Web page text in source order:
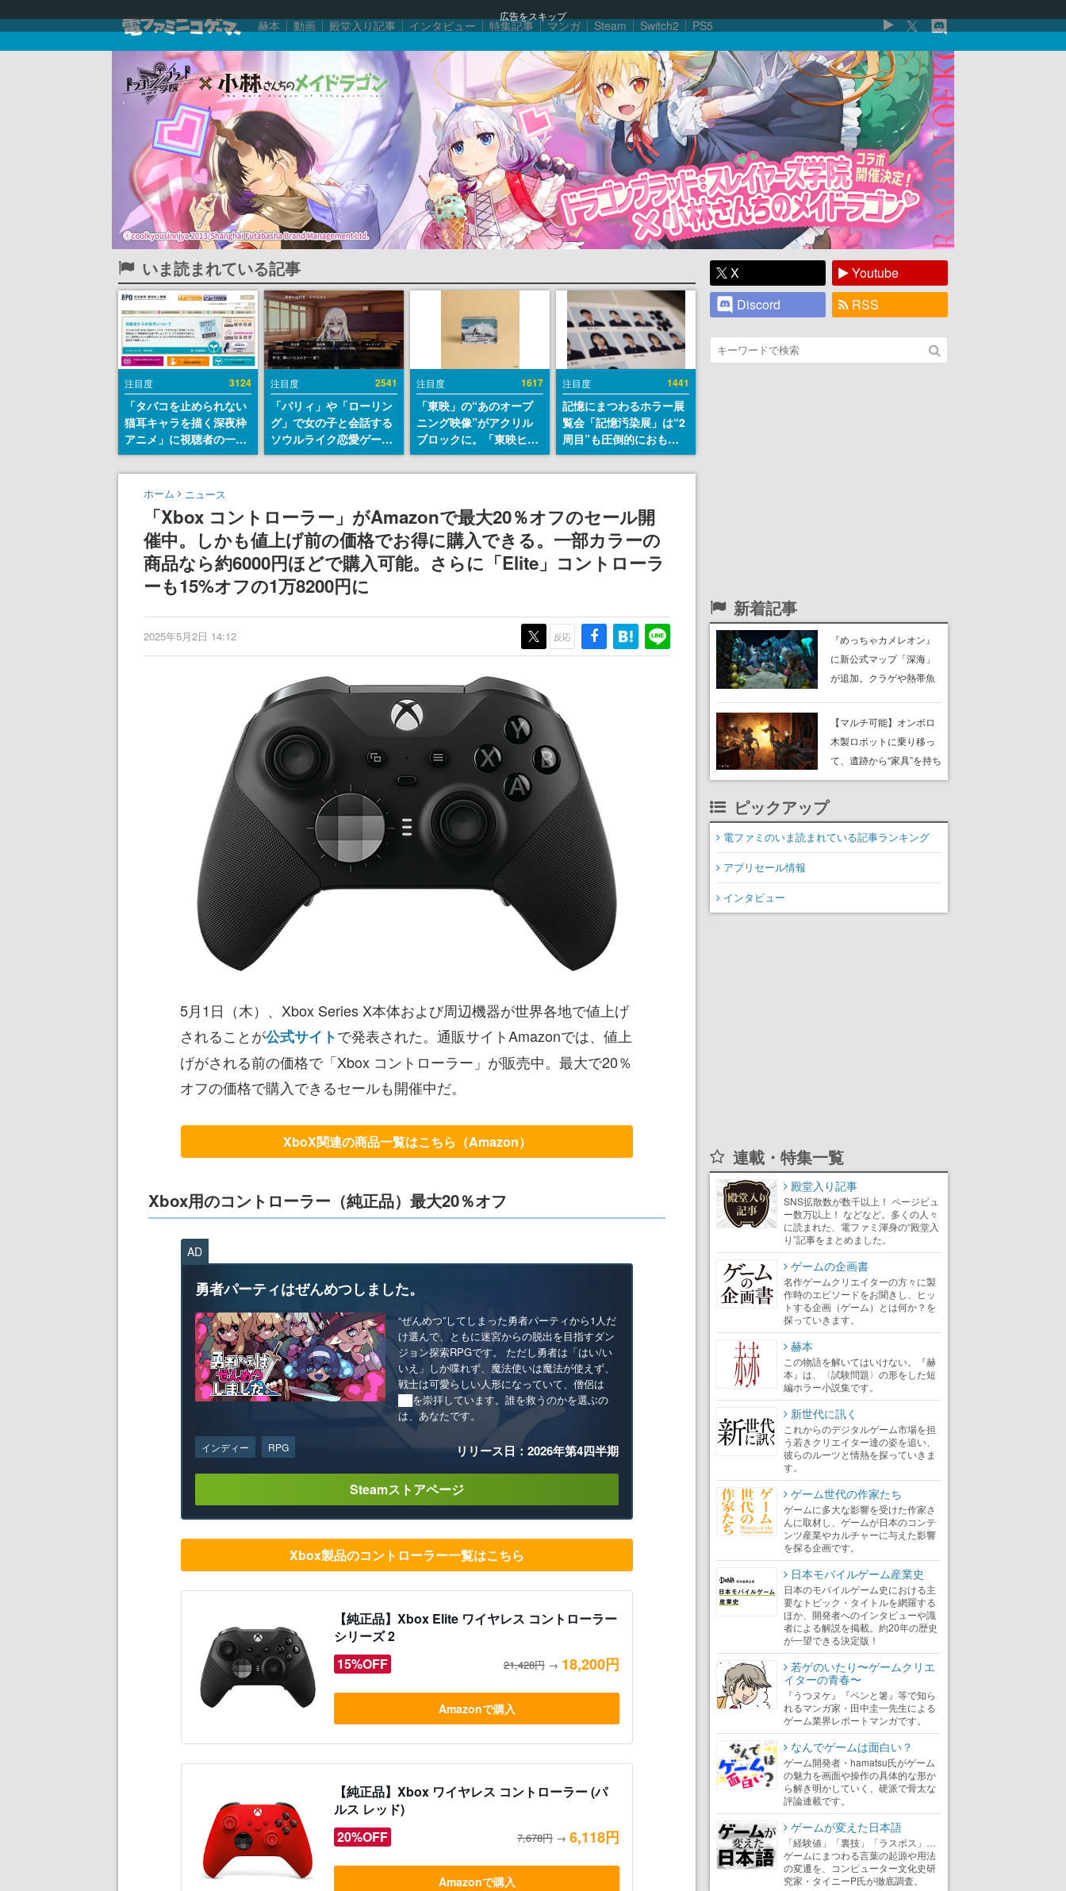
広告をスキップ
赫本 動画 殿堂入り記事 インタビュー 特集記事 マンガ Steam Switch2 PS5
いま読まれている記事
注目度 3124
「タバコを止められない
猫耳キャラを描く深夜枠
アニメ」に視聴者の一部
から批判意見。違法薬物
の使用と思しき描写も含
めて、BPOが議論を交わ
注目度 2541
「パリィ」や「ローリン
グ」で女の子と会話する
ソウルライク恋愛ゲーム
『小早川さんはソウルラ
イク』無料公開。返事に
注目度 1617
「東映」の“あのオープ
ニング映像”がアクリル
ブロックに。「東映ヒス
トリカル グッズコレクシ
ョン」が8月下旬より発
注目度 1441
記憶にまつわるホラー展
覧会「記憶汚染展」は“2
周目”も圧倒的におもし
ろい。自分の記憶が“汚
染された”ことに気づい
わる。1周目はホラーと
して、2周目はミステリ
ーの解決編として【ネタ
バレあり】
ホーム ニュース
「Xbox コントローラー」がAmazonで最大20％オフのセール開
催中。しかも値上げ前の価格でお得に購入できる。一部カラーの
商品なら約6000円ほどで購入可能。さらに「Elite」コントローラ
ーも15%オフの1万8200円に
2025年5月2日 14:12 反応
5月1日（木）、Xbox Series X本体および周辺機器が世界各地で値上げ
されることが公式サイトで発表された。通販サイトAmazonでは、値上
げがされる前の価格で「Xbox コントローラー」が販売中。最大で20％
オフの価格で購入できるセールも開催中だ。
XboX関連の商品一覧はこちら（Amazon）
Xbox用のコントローラー（純正品）最大20％オフ
AD
勇者パーティはぜんめつしました。
“ぜんめつ”してしまった勇者パーティから1人だ
け選んで、ともに迷宮からの脱出を目指すダン
ジョン探索RPGです。 ただし勇者は「はい/い
いえ」しか喋れず、魔法使いは魔法が使えず、
戦士は可愛らしい人形になっていて、僧侶は
██を崇拝しています。誰を救うのかを選ぶの
は、あなたです。
インディー RPG リリース日：2026年第4四半期
Steamストアページ
Xbox製品のコントローラー一覧はこちら
【純正品】Xbox Elite ワイヤレス コントローラー
シリーズ 2
15%OFF
21,428円 → 18,200円
Amazonで購入
【純正品】Xbox ワイヤレス コントローラー (パ
ルス レッド)
20%OFF
7,678円 → 6,118円
Amazonで購入
X
Youtube
Discord
RSS
新着記事
『めっちゃカメレオン』
に新公式マップ「深海」
が追加。クラゲや熱帯魚
や大きな貝も
【マルチ可能】オンボロ
木製ロボットに乗り移っ
て、遺跡から“家具”を持ち
帰るホラーアクションゲ
売。迫る“腐敗”から逃げ延
び、持ち帰った家具で基
ピックアップ
電ファミのいま読まれている記事ランキング
アプリセール情報
インタビュー
連載・特集一覧
殿堂入り記事
SNS拡散数が数千以上！ ページビュ
ー数万以上！ などなど。多くの人々
に読まれた、電ファミ渾身の“殿堂入
り”記事をまとめました。
ゲームの企画書
名作ゲームクリエイターの方々に製
作時のエピソードをお聞きし、ヒッ
トする企画（ゲーム）とは何か？を
探っていきます。
赫本
この物語を解いてはいけない。『赫
本』は、〈試験問題〉の形をした短
編ホラー小説集です。
新世代に訊く
これからのデジタルゲーム市場を担
う若きクリエイター達の姿を追い、
彼らのルーツと情熱を探っていきま
す。
ゲーム世代の作家たち
ゲームに多大な影響を受けた作家さ
んに取材し、ゲームが日本のコンテ
ンツ産業やカルチャーに与えた影響
を探る企画です。
日本モバイルゲーム産業史
日本のモバイルゲーム史における主
要なトピック・タイトルを網羅する
ほか、開発者へのインタビューや識
者による解説を掲載。約20年の歴史
が一望できる決定版！
若ゲのいたり〜ゲームクリエ
イターの青春〜
『うつヌケ』『ペンと箸』等で知ら
れるマンガ家・田中圭一先生による
ゲーム業界レポートマンガです。
なんでゲームは面白い？
ゲーム開発者・hamatsu氏がゲーム
の魅力を画面や操作の具体的な形か
ら解き明かしていく、硬派で骨太な
評論連載です。
ゲームが変えた日本語
「経験値」「裏技」「ラスボス」…
ゲームにまつわる言葉の起源や用法
の変遷を、コンピューター文化史研
究家・タイニーP氏が徹底調査。